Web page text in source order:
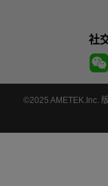
社
©2025 AMETEK.Inc.